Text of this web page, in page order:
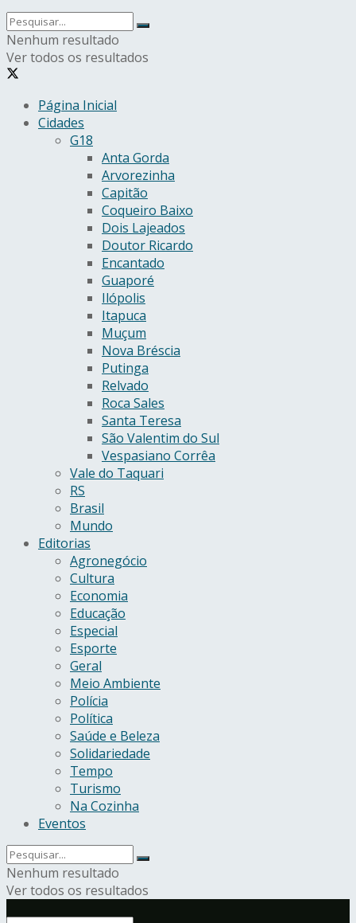
Nenhum resultado
Ver todos os resultados
Página Inicial
Cidades
G18
Anta Gorda
Arvorezinha
Capitão
Coqueiro Baixo
Dois Lajeados
Doutor Ricardo
Encantado
Guaporé
Ilópolis
Itapuca
Muçum
Nova Bréscia
Putinga
Relvado
Roca Sales
Santa Teresa
São Valentim do Sul
Vespasiano Corrêa
Vale do Taquari
RS
Brasil
Mundo
Editorias
Agronegócio
Cultura
Economia
Educação
Especial
Esporte
Geral
Meio Ambiente
Polícia
Política
Saúde e Beleza
Solidariedade
Tempo
Turismo
Na Cozinha
Eventos
Nenhum resultado
Ver todos os resultados